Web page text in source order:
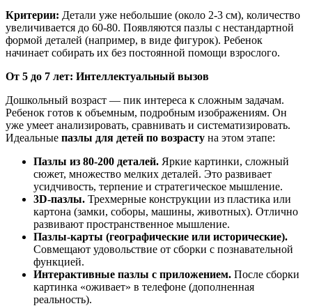
Критерии: Детали уже небольшие (около 2-3 см), количество
увеличивается до 60-80. Появляются пазлы с нестандартной
формой деталей (например, в виде фигурок). Ребенок
начинает собирать их без постоянной помощи взрослого.
От 5 до 7 лет: Интеллектуальный вызов
Дошкольный возраст — пик интереса к сложным задачам.
Ребенок готов к объемным, подробным изображениям. Он
уже умеет анализировать, сравнивать и систематизировать.
Идеальные пазлы для детей по возрасту на этом этапе:
Пазлы из 80-200 деталей. Яркие картинки, сложный
сюжет, множество мелких деталей. Это развивает
усидчивость, терпение и стратегическое мышление.
3D-пазлы. Трехмерные конструкции из пластика или
картона (замки, соборы, машины, животных). Отлично
развивают пространственное мышление.
Пазлы-карты (географические или исторические).
Совмещают удовольствие от сборки с познавательной
функцией.
Интерактивные пазлы с приложением. После сборки
картинка «оживает» в телефоне (дополненная
реальность).